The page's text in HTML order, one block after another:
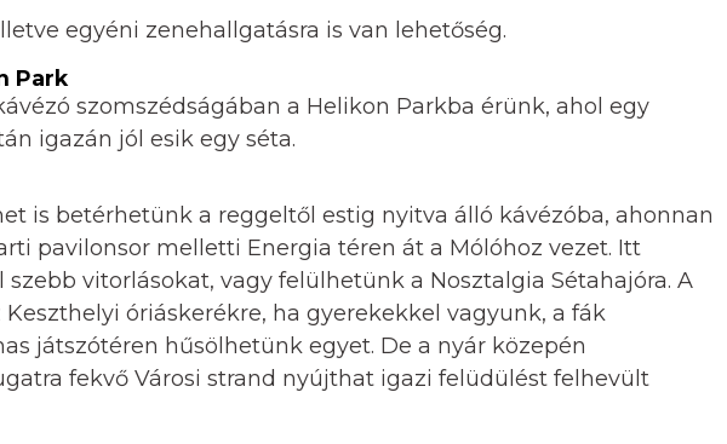
egyéni zenehallgatásra is van lehetőség.
Park
szomszédságában a Helikon Parkba érünk, ahol egy
igazán jól esik egy séta.
is betérhetünk a reggeltől estig nyitva álló kávézóba, ahonnan
pavilonsor melletti Energia téren át a Mólóhoz vezet. Itt
vitorlásokat, vagy felülhetünk a Nosztalgia Sétahajóra. A
óriáskerékre, ha gyerekekkel vagyunk, a fák
játszótéren hűsölhetünk egyet. De a nyár közepén
fekvő Városi strand nyújthat igazi felüdülést felhevült